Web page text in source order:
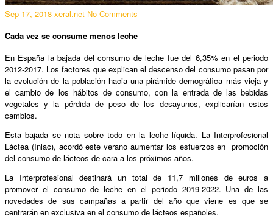
Sep 17, 2018 xeral.net No Comments
Cada vez se consume menos leche
En España la bajada del consumo de leche fue del 6,35% en el periodo
2012-2017. Los factores que explican el descenso del consumo pasan por
la evolución de la población hacia una pirámide demográfica más vieja y
el cambio de los hábitos de consumo, con la entrada de las bebidas
vegetales y la pérdida de peso de los desayunos, explicarían estos
cambios.
Esta bajada se nota sobre todo en la leche líquida. La Interprofesional
Láctea (Inlac), acordó este verano aumentar los esfuerzos en promoción
del consumo de lácteos de cara a los próximos años.
La Interprofesional destinará un total de 11,7 millones de euros a
promover el consumo de leche en el periodo 2019-2022. Una de las
novedades de sus campañas a partir del año que viene es que se
centrarán en exclusiva en el consumo de lácteos españoles.